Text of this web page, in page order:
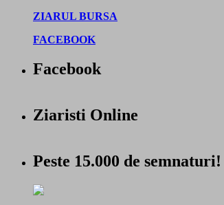
ZIARUL BURSA
FACEBOOK
Facebook
Ziaristi Online
Peste 15.000 de semnaturi!